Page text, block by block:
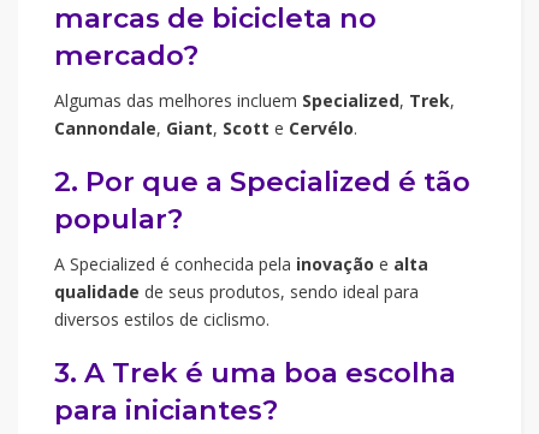
marcas de bicicleta no
mercado?
Algumas das melhores incluem Specialized, Trek,
Cannondale, Giant, Scott e Cervélo.
2. Por que a Specialized é tão
popular?
A Specialized é conhecida pela inovação e alta
qualidade de seus produtos, sendo ideal para
diversos estilos de ciclismo.
3. A Trek é uma boa escolha
para iniciantes?